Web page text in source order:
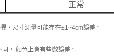
正常
‧尺寸測量可能存在±1~4cm誤差 *
， 顏色上會有些微誤差 *